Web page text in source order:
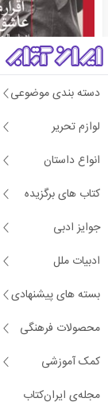
دسته بندی موضوعی
لوازم تحریر
انواع داستان
کتاب های برگزیده
جوایز ادبی
ادبیات ملل
بسته های پیشنهادی
محصولات فرهنگی
کمک آموزشی
مجله‌ی ایران‌کتاب
اقرار میکنم : عاشق شده ام